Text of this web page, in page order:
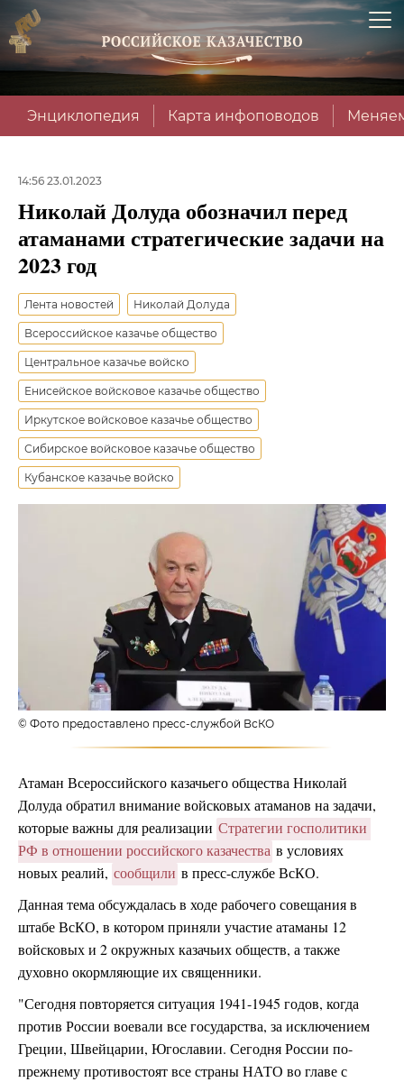
Энциклопедия Карта инфоповодов
14:56 23.01.2023
Николай Долуда обозначил перед
атаманами стратегические задачи на
2023 год
Лента новостей Николай Долуда
Всероссийское казачье общество
Центральное казачье войско
Енисейское войсковое казачье общество
Иркутское войсковое казачье общество
Сибирское войсковое казачье общество
Кубанское казачье войско
© Фото предоставлено пресс-службой ВсКО
Атаман Всероссийского казачьего общества Николай
Долуда обратил внимание войсковых атаманов на задачи,
которые важны для реализации Стратегии госполитики
РФ в отношении российского казачества в условиях
новых реалий, сообщили в пресс-службе ВсКО.
Данная тема обсуждалась в ходе рабочего совещания в
штабе ВсКО, в котором приняли участие атаманы 12
войсковых и 2 окружных казачьих обществ, а также
духовно окормляющие их священники.
"Сегодня повторяется ситуация 1941-1945 годов, когда
против России воевали все государства, за исключением
Греции, Швейцарии, Югославии. Сегодня России по-
прежнему противостоят все страны НАТО во главе с